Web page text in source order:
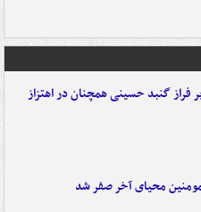
فراز گنبد حسینی همچنان در اهتزاز
محیای آخر صفر شد